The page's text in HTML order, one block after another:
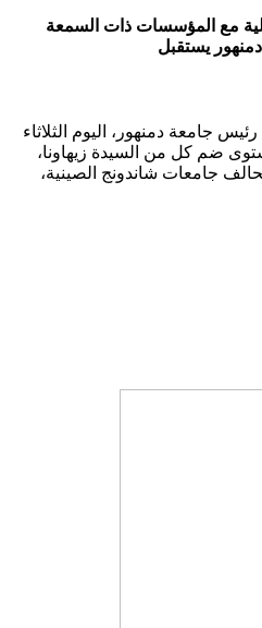
مع المؤسسات ذات السمعة
يستقبل
جامعة دمنهور، اليوم الثلاثاء
المستوى ضم كل من السيدة زيهاونا،
جامعات شاندونج الصينية،